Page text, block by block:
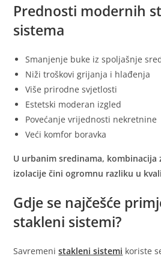
Prednosti modernih
sistema
Smanjenje buke iz spoljašnje
Niži troškovi grijanja i hlađenja
Više prirodne svjetlosti
Estetski moderan izgled
Povećanje vrijednosti nekretnine
Veći komfor boravka
U urbanim sredinama,
izolacije čini ogromnu razliku u
Gdje se najčešće
stakleni sistemi?
Savremenistakleni sistemi koriste